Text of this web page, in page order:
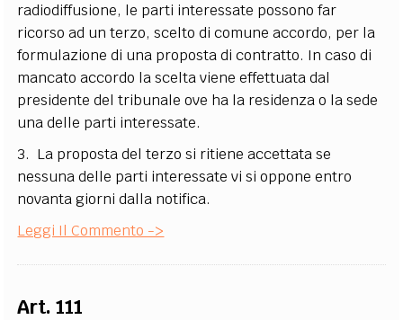
radiodiffusione, le parti interessate possono far
ricorso ad un terzo, scelto di comune accordo, per la
formulazione di una proposta di contratto. In caso di
mancato accordo la scelta viene effettuata dal
presidente del tribunale ove ha la residenza o la sede
una delle parti interessate.
3. La proposta del terzo si ritiene accettata se
nessuna delle parti interessate vi si oppone entro
novanta giorni dalla notifica.
Leggi Il Commento ->
Art. 111